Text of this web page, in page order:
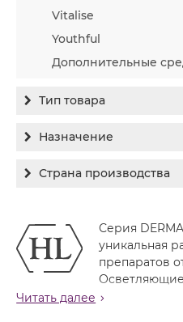
Vitalise
Youthful
Дополнительные
Тип товара
Бальзам
Концентрат
Крем
Крем тональный
Назначение
Гиперпигментация
Заживление
Лечение акне
Обновление кожи
Очищение
Страна производства
Канада
Россия
Серия
уникальная
препаратов
эффективно борются с
Читать далее